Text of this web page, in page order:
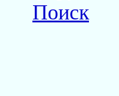
Поиск